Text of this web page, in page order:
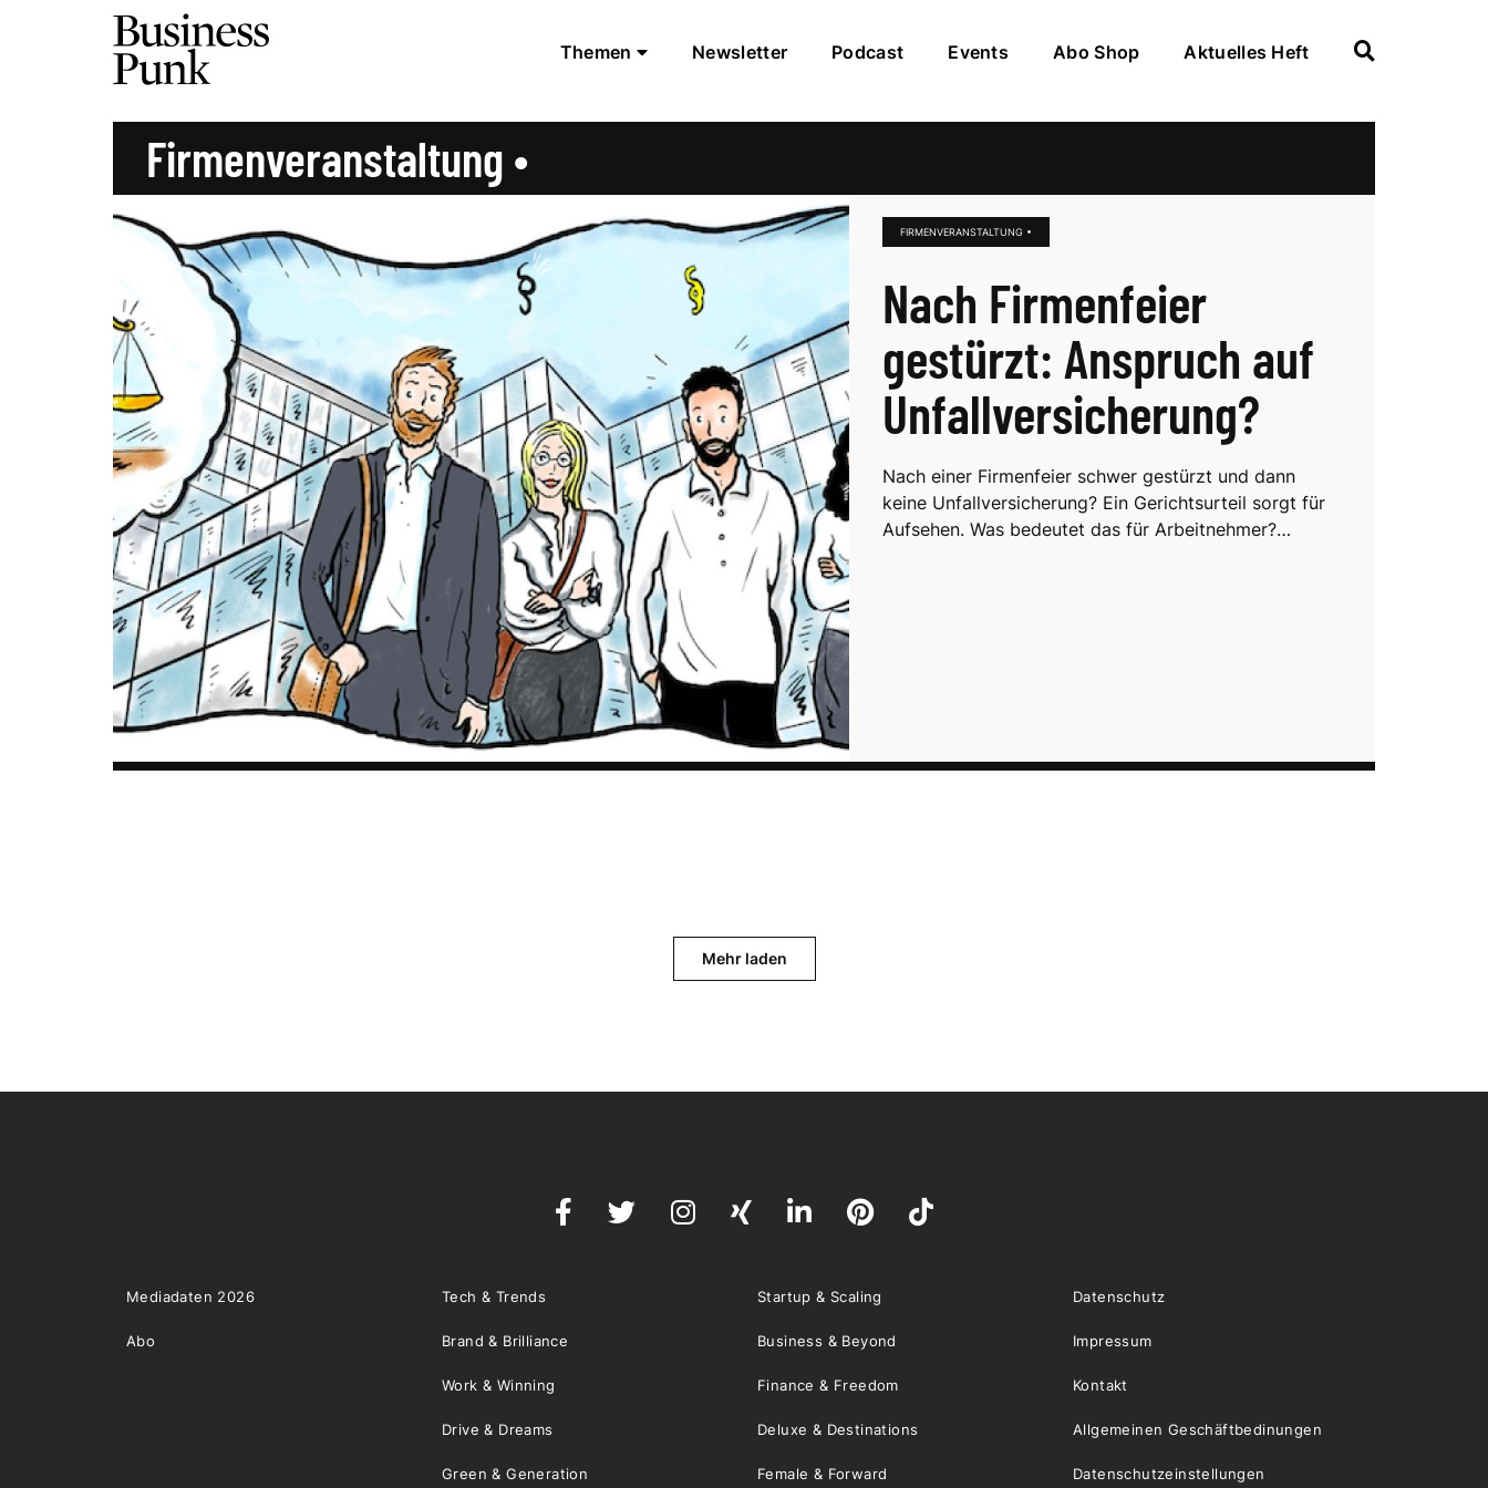
Themen Newsletter Podcast Events Abo Shop Aktuelles Heft
Firmenveranstaltung •
FIRMENVERANSTALTUNG •
Nach Firmenfeier
gestürzt: Anspruch auf
Unfallversicherung?
Nach einer Firmenfeier schwer gestürzt und dann
keine Unfallversicherung? Ein Gerichtsurteil sorgt für
Aufsehen. Was bedeutet das für Arbeitnehmer?…
Mehr laden
Mediadaten 2026
Abo
Tech & Trends Startup & Scaling
Brand & Brilliance Business & Beyond
Work & Winning Finance & Freedom
Drive & Dreams Deluxe & Destinations
Green & Generation Female & Forward
Datenschutz
Impressum
Kontakt
Allgemeinen Geschäftbedinungen
Datenschutzeinstellungen